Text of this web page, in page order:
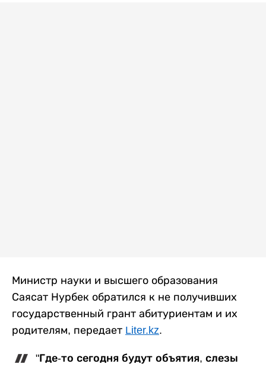
Министр науки и высшего образования
Саясат Нурбек обратился к не получивших
государственный грант абитуриентам и их
родителям, передает Liter.kz.
"Где-то сегодня будут объятия, слезы